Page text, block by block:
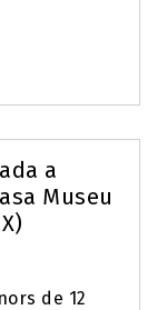
a
Museu
de 12